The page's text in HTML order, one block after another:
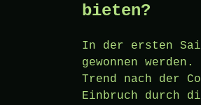
bieten?
In der ersten
gewonnen
Trend nach der
Einbruch durch